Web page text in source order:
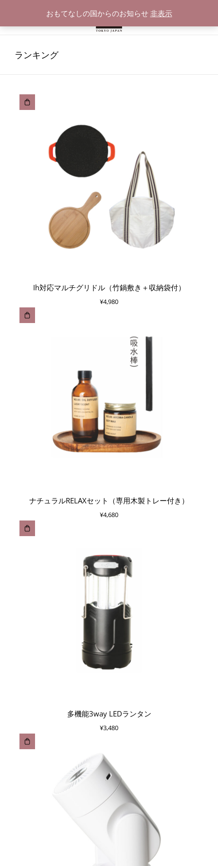
おもてなしの国からのお知らせ 非表示
ランキング
Ih対応マルチグリドル（竹鍋敷き＋収納袋付）
¥4,980
ナチュラルRELAXセット（専用木製トレー付き）
¥4,680
多機能3way LEDランタン
¥3,480